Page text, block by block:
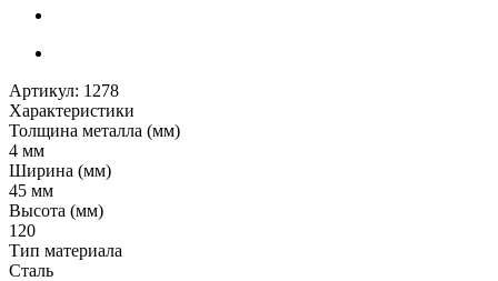
Артикул: 1278
Характеристики
Толщина металла (мм)
4 мм
Ширина (мм)
45 мм
Высота (мм)
120
Тип материала
Сталь